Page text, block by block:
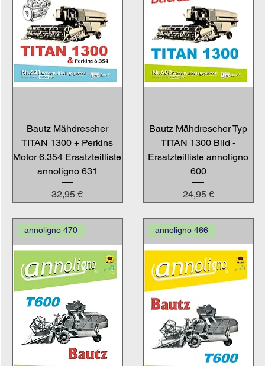
Bautz Mähdrescher
TITAN 1300 + Perkins
Motor 6.354 Ersatzteilliste
annoligno 631
Preis
32,95 €
Bautz Mähdrescher Typ
TITAN 1300 Bild -
Ersatzteilliste annoligno
600
Preis
24,95 €
annoligno 470 annoligno 466